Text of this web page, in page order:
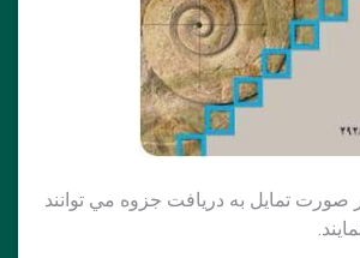
صورت تمايل به دريافت جزوه مي توانند